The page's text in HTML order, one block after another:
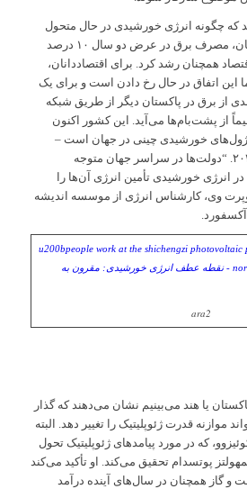
که چگونه انرژی خورشیدی در حال متحول
کردن بازار است. در پاکستان، مصرف برق در عرض دو سال ۱۰ درصد
همچنان رشد کرد. برای اقتصاددانان،
این اتفاق در حال رخ دادن است و برای یک
از برق در پاکستان دیگر از طریق شبکه
از پشت‌بام‌ها می‌آید. این کشور اکنون
خورشیدی چینی در جهان است –
نتیجه بحران انرژی سال ۲۰۲۲. “دولت‌ها در سراسر جهان متوجه
انرژی خورشیدی تأمین انرژی آن‌ها را
وی، کارشناس انرژی از موسسه اندیشه‌
ara2
یا هند می‌بینیم نشان می‌دهند که گذار
موازنه قدرت ژئوپلیتیک را تغییر دهد. البته
که در مورد پیامدهای ژئوپلیتیک تحول
پوتسدام تحقیق می‌کند. او تأکید می‌کند
و گاز همچنان در سال‌های آینده درآمد